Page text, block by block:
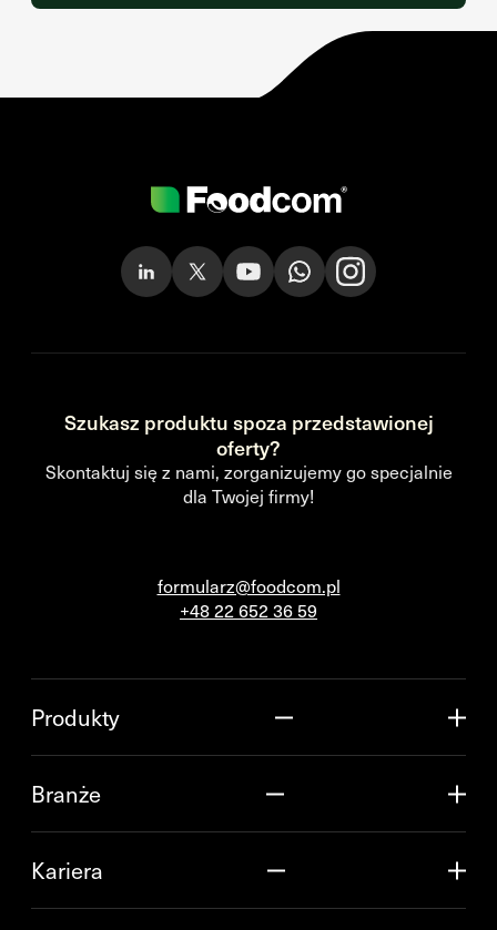
Szukasz produktu spoza przedstawionej
oferty?
Skontaktuj się z nami, zorganizujemy go specjalnie
dla Twojej firmy!
formularz@foodcom.pl
+48 22 652 36 59
Produkty
Branże
Kariera